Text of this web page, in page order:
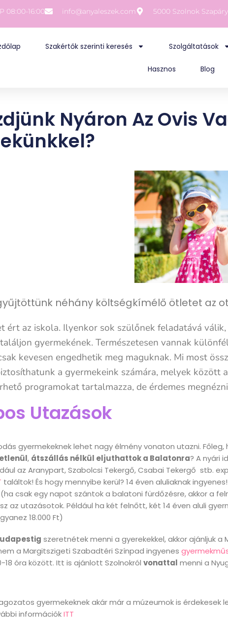
08:00-16:00 info@anyaleszek.com 5000 Szolnok Szapáry
Szakértők szerinti keresés Szolgáltatások
Hasznos Blog
Nyáron Az Ovis
néhány költségkímélő ötletet az
ért az iskola. Ilyenkor sok szülőnek feladatává
gyermekének. Természetesen vannak
kevesen engedhetik meg maguknak. Mi most
a gyermekeink számára, melyek között
programokat tartalmazza, de érdemes
Utazások
gyermekeknek lehet nagy élmény vonaton utazni.
, átszállás nélkül eljuthattok a Balatonra? A nyári
az Aranypart, Szabolcsi Tekergő, Csabai Tekergő stb.
találtok! És hogy mennyibe kerül? 14 éven aluliaknak
csak egy napot szántok a balatoni fürdőzésre, akkor a
az utazásotok. Például ha két felnőtt, két 14 éven aluli
18.000 Ft)
szeretnétek menni a gyerekekkel, akkor ajánljuk
a Margitszigeti Szabadtéri Színpad ingyenes
18 óra között. Itt is ajánlott Szolnokról vonattal menni a
gyermekeknek akár már a múzeumok is
információkITT